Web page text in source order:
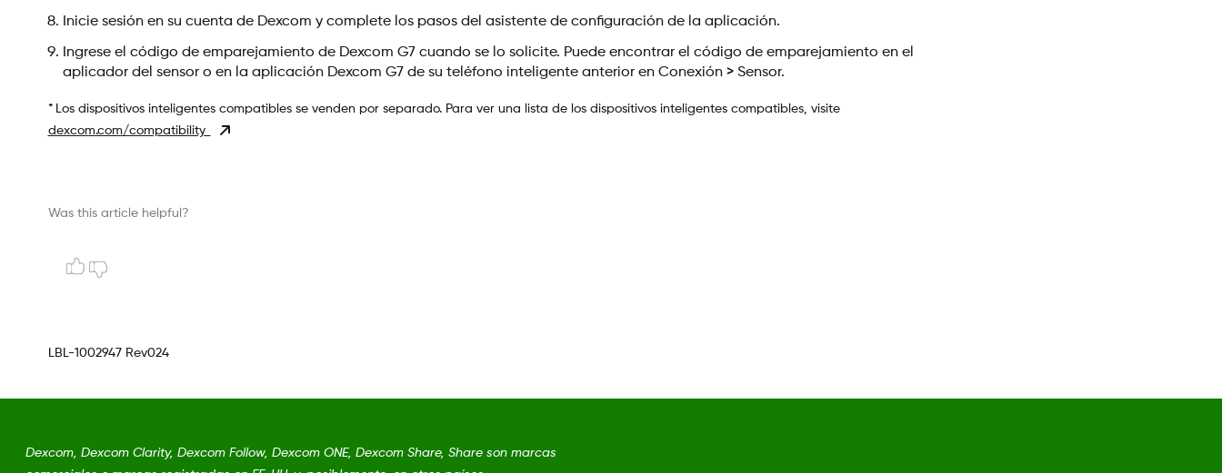
Inicie sesión en su cuenta de Dexcom y complete los pasos del asistente de configuración de la aplicación.
Ingrese el código de emparejamiento de Dexcom G7 cuando se lo solicite. Puede encontrar el código de emparejamiento en el
aplicador del sensor o en la aplicación Dexcom G7 de su teléfono inteligente anterior en Conexión > Sensor.
* Los dispositivos inteligentes compatibles se venden por separado. Para ver una lista de los dispositivos inteligentes compatibles, visite
dexcom.com/compatibility
Was this article helpful?
LBL-1002947 Rev024
Dexcom, Dexcom Clarity, Dexcom Follow, Dexcom ONE, Dexcom Share, Share son marcas